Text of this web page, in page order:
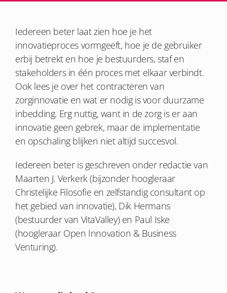
Iedereen beter laat zien hoe je het
innovatieproces vormgeeft, hoe je de gebruiker
erbij betrekt en hoe je bestuurders, staf en
stakeholders in één proces met elkaar verbindt.
Ook lees je over het contracteren van
zorginnovatie en wat er nodig is voor duurzame
inbedding. Erg nuttig, want in de zorg is er aan
innovatie geen gebrek, maar de implementatie
en opschaling blijken niet altijd succesvol.
Iedereen beter is geschreven onder redactie van
Maarten J. Verkerk (bijzonder hoogleraar
Christelijke Filosofie en zelfstandig consultant op
het gebied van innovatie), Dik Hermans
(bestuurder van VitaValley) en Paul Iske
(hoogleraar Open Innovation & Business
Venturing).